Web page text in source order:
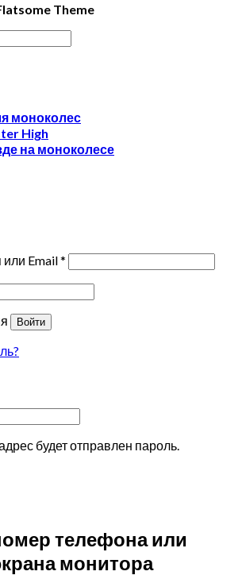
Theme
моноколес
High
на моноколесе
Email*
Войти
будет отправлен пароль.
телефона или
монитора